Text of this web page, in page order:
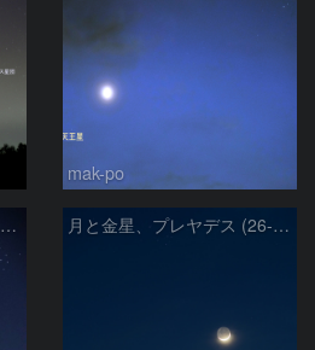
mak-po
プレアデス星団に接近する金星と天王星 2026/4/21 月と金星、プレヤデス (26-04-19)